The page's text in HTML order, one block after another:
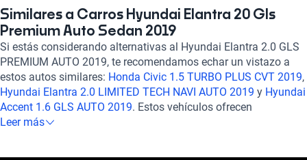
CarPlay y Android Auto, sentirás el control total en tus manos.
Además, con 6 airbags, frenos ABS y asistencia de frenado, tu
seguridad está garantizada en todo momento. Experimenta el
confort y la elegancia en cada viaje con el Hyundai Elantra 2.0
GLS PREMIUM AUTO 2019. ¡Haz tuyo este vehículo
excepcional y eleva tu experiencia de conducción a otro nivel!
Similares a Carros Hyundai Elantra 20 Gls
Premium Auto Sedan 2019
Si estás considerando alternativas al Hyundai Elantra 2.0 GLS
PREMIUM AUTO 2019, te recomendamos echar un vistazo a
estos autos similares: Honda Civic 1.5 TURBO PLUS CVT 2019,
Hyundai Elantra 2.0 LIMITED TECH NAVI AUTO 2019 y Hyundai
Accent 1.6 GLS AUTO 2019. Estos vehículos ofrecen
características similares en cuanto a tecnología, comodidades
Leer más